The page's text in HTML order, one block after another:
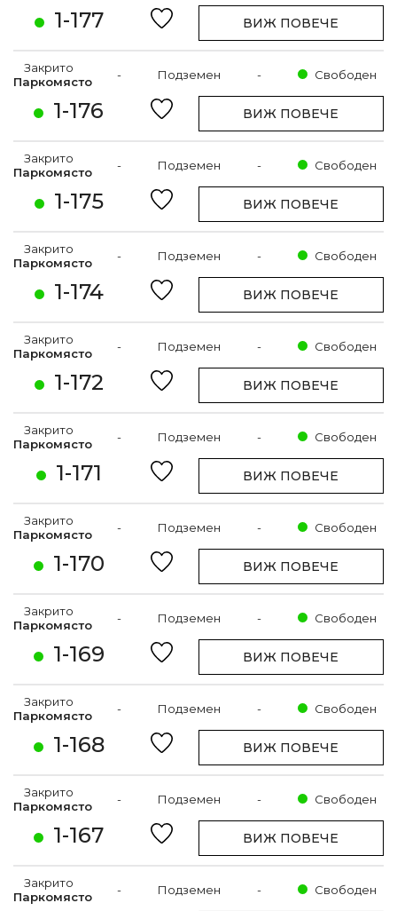
1-177 ВИЖ ПОВЕЧЕ
1-176
Закрито
Паркомясто
- Подземен - Свободен
ВИЖ ПОВЕЧЕ
1-175
Закрито
Паркомясто
- Подземен - Свободен
ВИЖ ПОВЕЧЕ
1-174
Закрито
Паркомясто
- Подземен - Свободен
ВИЖ ПОВЕЧЕ
1-172
Закрито
Паркомясто
- Подземен - Свободен
ВИЖ ПОВЕЧЕ
1-171
Закрито
Паркомясто
- Подземен - Свободен
ВИЖ ПОВЕЧЕ
1-170
Закрито
Паркомясто
- Подземен - Свободен
ВИЖ ПОВЕЧЕ
1-169
Закрито
Паркомясто
- Подземен - Свободен
ВИЖ ПОВЕЧЕ
1-168
Закрито
Паркомясто
- Подземен - Свободен
ВИЖ ПОВЕЧЕ
1-167
Закрито
Паркомясто
- Подземен - Свободен
ВИЖ ПОВЕЧЕ
Закрито
Паркомясто
- Подземен - Свободен